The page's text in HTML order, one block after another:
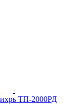
ТП-2000РД